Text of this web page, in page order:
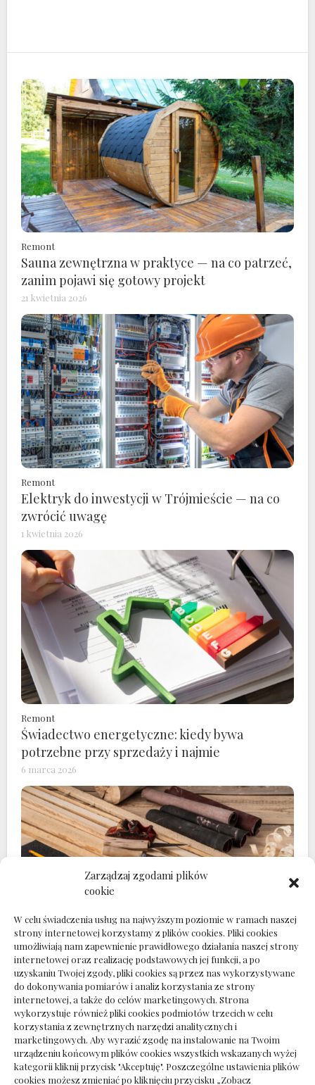
Zarządzaj zgodami plików
cookie
W celu świadczenia usług na najwyższym poziomie w ramach naszej
strony internetowej korzystamy z plików cookies. Pliki cookies
umożliwiają nam zapewnienie prawidłowego działania naszej strony
internetowej oraz realizację podstawowych jej funkcji, a po
uzyskaniu Twojej zgody, pliki cookies są przez nas wykorzystywane
do dokonywania pomiarów i analiz korzystania ze strony
internetowej, a także do celów marketingowych. Strona
wykorzystuje również pliki cookies podmiotów trzecich w celu
korzystania z zewnętrznych narzędzi analitycznych i
marketingowych. Aby wyrazić zgodę na instalowanie na Twoim
urządzeniu końcowym plików cookies wszystkich wskazanych wyżej
kategorii kliknij przycisk "Akceptuję". Poszczególne ustawienia plików
cookies możesz zmieniać po kliknięciu przycisku „Zobacz
Remont
Sauna zewnętrzna w praktyce — na co patrzeć,
zanim pojawi się gotowy projekt
21 kwietnia 2026
Remont
Elektryk do inwestycji w Trójmieście — na co
zwrócić uwagę
1 kwietnia 2026
Remont
Świadectwo energetyczne: kiedy bywa
potrzebne przy sprzedaży i najmie
6 marca 2026
Remont
Zaplecze warsztatowe jako realne wsparcie
codziennej pracy technicznej
27 grudnia 2025
Polityka plików cookies (EU)|Polityka prywatności